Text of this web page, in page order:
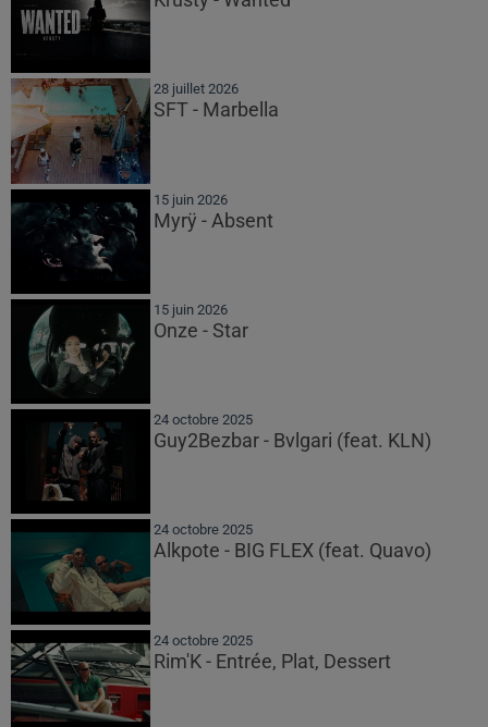
28 juillet 2026
SFT - Marbella
15 juin 2026
Myrÿ - Absent
15 juin 2026
Onze - Star
24 octobre 2025
Guy2Bezbar - Bvlgari (feat. KLN)
24 octobre 2025
Alkpote - BIG FLEX (feat. Quavo)
24 octobre 2025
Rim'K - Entrée, Plat, Dessert